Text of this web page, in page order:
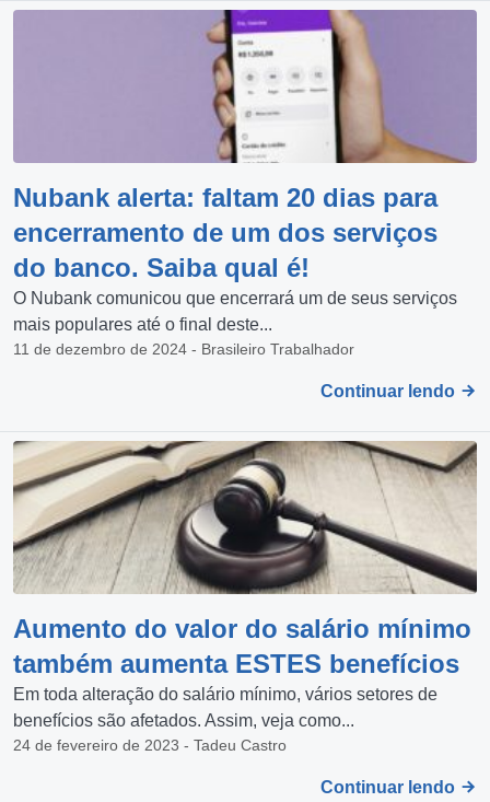
Nubank alerta: faltam 20 dias para
encerramento de um dos serviços
do banco. Saiba qual é!
O Nubank comunicou que encerrará um de seus serviços
mais populares até o final deste...
11 de dezembro de 2024 - Brasileiro Trabalhador
Continuar lendo
Aumento do valor do salário mínimo
também aumenta ESTES benefícios
Em toda alteração do salário mínimo, vários setores de
benefícios são afetados. Assim, veja como...
24 de fevereiro de 2023 - Tadeu Castro
Continuar lendo